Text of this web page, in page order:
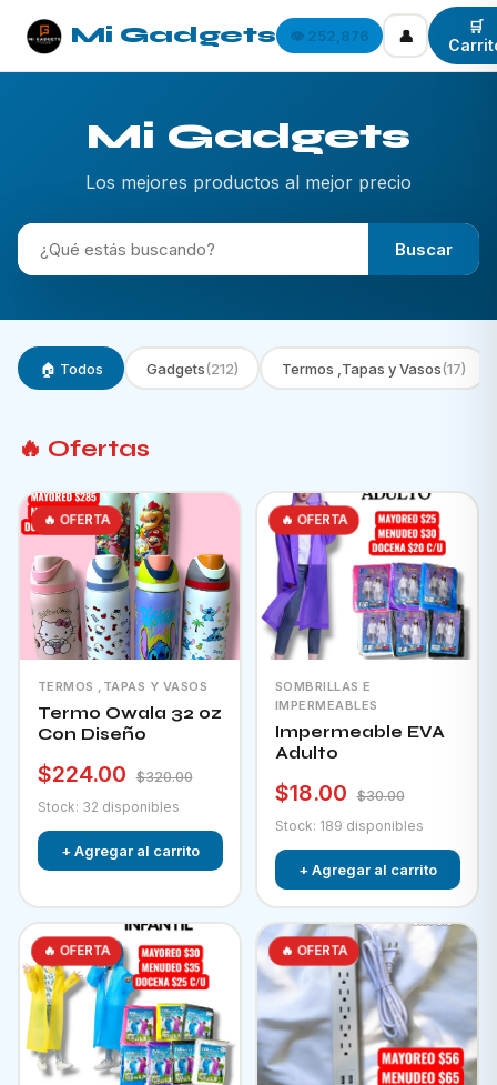
Mi Gadgets 👁️ 252,876 👤
🛒
Mi Gadgets
Los mejores productos al mejor precio
Buscar
🏠 Todos Gadgets(212) Termos ,Tapas y Vasos(17)
🔥 Ofertas
🔥 OFERTA
TERMOS ,TAPAS Y VASOS
Termo Owala 32 oz
Con Diseño
$224.00
$320.00
Stock: 32 disponibles
+ Agregar al carrito
🔥 OFERTA
SOMBRILLAS E
IMPERMEABLES
Impermeable EVA
Adulto
$18.00
$30.00
Stock: 189 disponibles
+ Agregar al carrito
🔥 OFERTA 🔥 OFERTA